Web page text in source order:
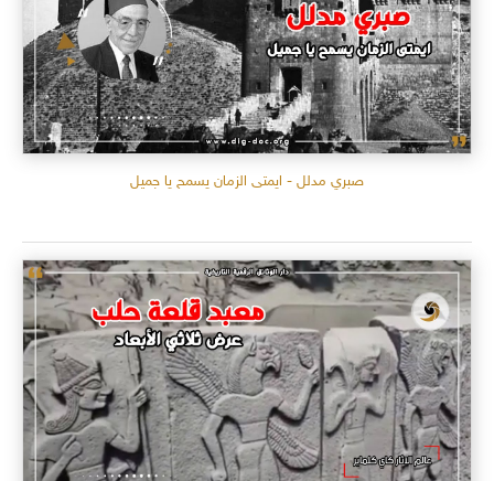
صبري مدلل - ايمتى الزمان يسمح يا جميل